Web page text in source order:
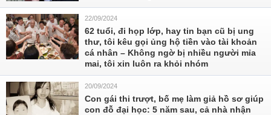
22/09/2024
62 tuổi, đi họp lớp, hay tin bạn cũ bị ung
thư, tôi kêu gọi ủng hộ tiền vào tài khoản
cá nhân – Không ngờ bị nhiều người mỉa
mai, tôi xin luôn ra khỏi nhóm
20/09/2024
Con gái thi trượt, bố mẹ làm giả hồ sơ giúp
con đỗ đại học: 5 năm sau, cả nhà nhận